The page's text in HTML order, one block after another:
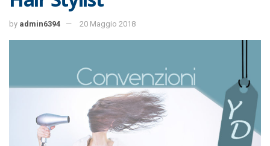
by admin6394 20 Maggio 2018